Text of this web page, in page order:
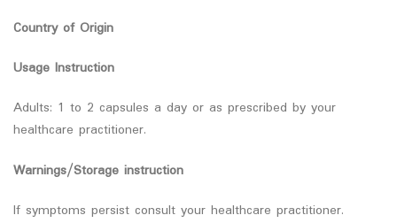
Country of Origin
Usage Instruction
Adults: 1 to 2 capsules a day or as prescribed by your
healthcare practitioner.
Warnings/Storage instruction
If symptoms persist consult your healthcare practitioner.